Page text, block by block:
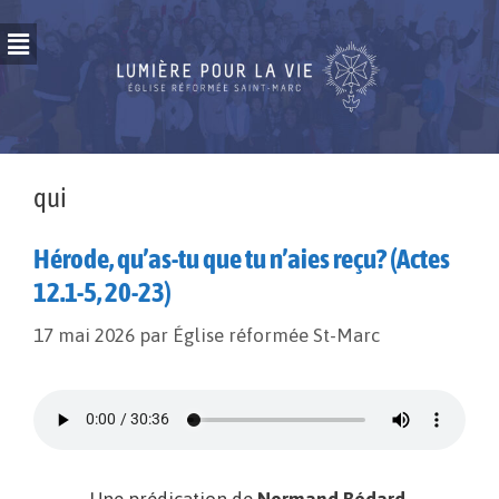
qui
Hérode, qu’as-tu que tu n’aies reçu? (Actes
12.1-5, 20-23)
17 mai 2026 par Église réformée St-Marc